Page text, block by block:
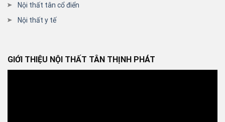
Nội thất tân cổ điển
Nội thất y tế
GIỚI THIỆU NỘI THẤT TÂN THỊNH PHÁT